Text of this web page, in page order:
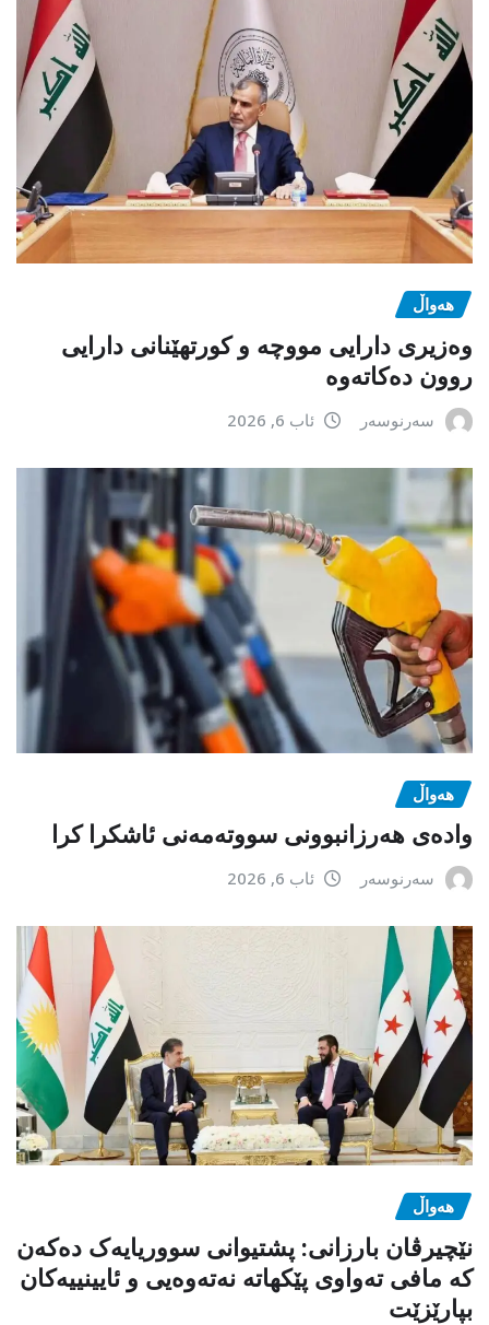
هەواڵ
وەزیری دارایی مووچە و کورتهێنانی دارایی
روون دەکاتەوە
سەرنوسەر ئاب 6, 2026
هەواڵ
وادەی هەرزانبوونی سووتەمەنی ئاشکرا کرا
سەرنوسەر ئاب 6, 2026
هەواڵ
نێچیرڤان بارزانی: پشتیوانی سووریایەک دەکەن
کە مافی تەواوی پێکهاتە نەتەوەیی و ئایینییەکان
بپارێزێت